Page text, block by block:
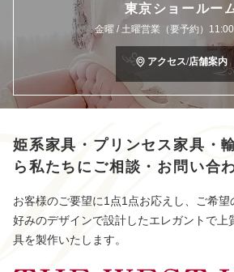
東京ショールー
金曜 / 土曜営業（要予約）
アクセス/店舗案内
姫系家具・プリンセス家具・
ら 私たちにご相談・お問い合
お客様のご要望に1点1点お応えし、ご希
好みのデザインで設計したエレガントで上
具を製作いたします。